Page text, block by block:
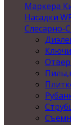
Маркера
Насадки
Слесарно-